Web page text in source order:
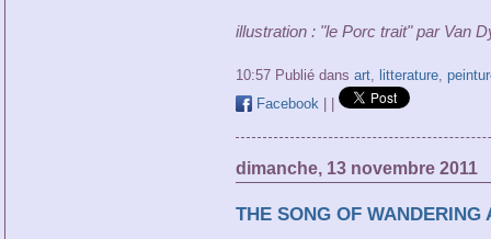
illustration : "le Porc trait" par Van
10:57 Publié dans art, litterature,
Facebook | |
dimanche, 13 novembre 2011
THE SONG OF WANDERING